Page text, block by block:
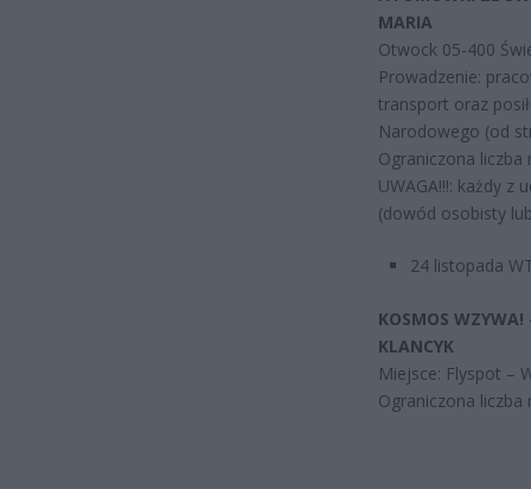
MARIA
Otwock 05-400
Prowadzenie:
transport oraz
Narodowego (od
Ograniczona
UWAGA!!!: każdy
(dowód osobisty
24 listopada
KOSMOS WZYWA!
KLANCYK
Miejsce: Flyspot –
Ograniczona